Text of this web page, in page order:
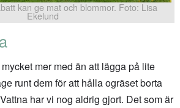
kan ge mat och blommor. Foto: Lisa
Ekelund
mer med än att lägga på lite
runt dem för att hålla ogräset borta
har vi nog aldrig gjort. Det som är